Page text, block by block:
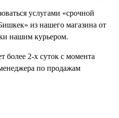
услугами «срочной
из нашего магазина от
нашим курьером.
более 2-х суток с момента
по продажам